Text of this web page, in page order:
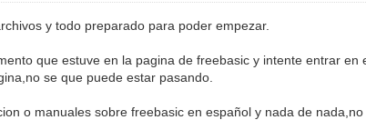
y todo preparado para poder empezar.
que estuve en la pagina de freebasic y intente entrar
se que puede estar pasando.
o manuales sobre freebasic en español y nada de